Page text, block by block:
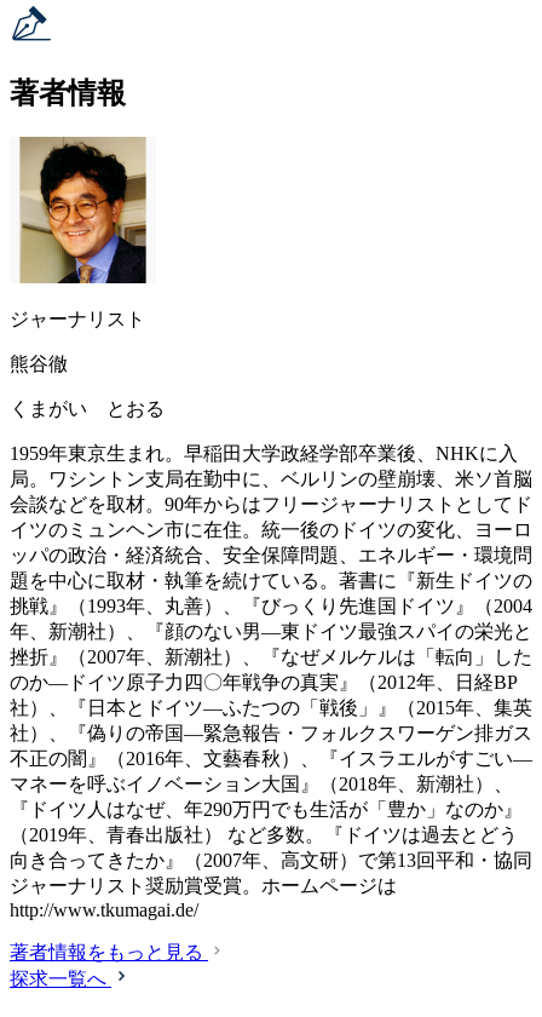
著者情報
ジャーナリスト
熊谷徹
くまがい とおる
1959年東京生まれ。早稲田大学政経学部卒業後、NHKに入
局。ワシントン支局在勤中に、ベルリンの壁崩壊、米ソ首脳
会談などを取材。90年からはフリージャーナリストとしてド
イツのミュンヘン市に在住。統一後のドイツの変化、ヨーロ
ッパの政治・経済統合、安全保障問題、エネルギー・環境問
題を中心に取材・執筆を続けている。著書に『新生ドイツの
挑戦』（1993年、丸善）、『びっくり先進国ドイツ』（2004
年、新潮社）、『顔のない男―東ドイツ最強スパイの栄光と
挫折』（2007年、新潮社）、『なぜメルケルは「転向」した
のか―ドイツ原子力四〇年戦争の真実』（2012年、日経BP
社）、『日本とドイツ―ふたつの「戦後」』（2015年、集英
社）、『偽りの帝国―緊急報告・フォルクスワーゲン排ガス
不正の闇』（2016年、文藝春秋）、『イスラエルがすごい―
マネーを呼ぶイノベーション大国』（2018年、新潮社）、
『ドイツ人はなぜ、年290万円でも生活が「豊か」なのか』
（2019年、青春出版社） など多数。『ドイツは過去とどう
向き合ってきたか』（2007年、高文研）で第13回平和・協同
ジャーナリスト奨励賞受賞。ホームページは
http://www.tkumagai.de/
著者情報をもっと見る
探求一覧へ